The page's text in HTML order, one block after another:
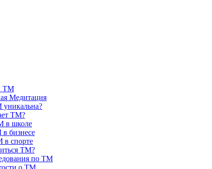
ТМ
Медитация
ТМ?
в школе
бизнесе
в спорте
ТМ?
по ТМ
о ТМ